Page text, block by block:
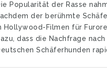
Popularität der Rasse
der berühmte
Hollywood-Filmen für
dass die Nachfrage nach
Schäferhunden